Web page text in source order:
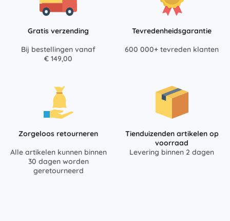
Gratis verzending
Bij bestellingen vanaf
€ 149,00
Tevredenheidsgarantie
600 000+ tevreden klanten
Zorgeloos retourneren
Alle artikelen kunnen binnen
30 dagen worden
geretourneerd
Tienduizenden artikelen op
voorraad
Levering binnen 2 dagen